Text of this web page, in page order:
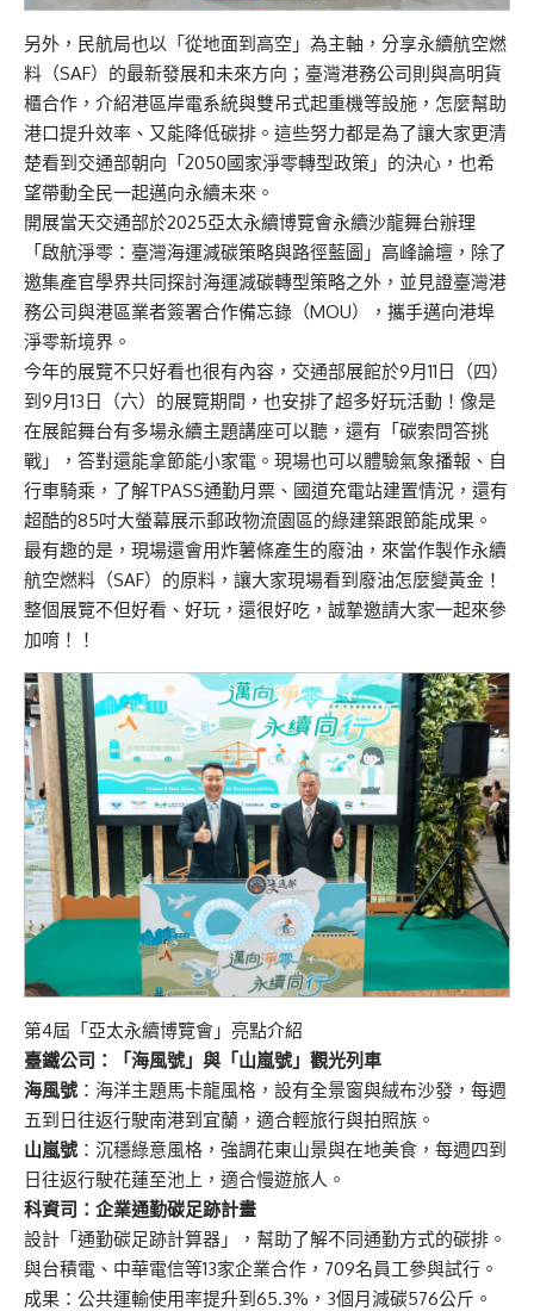
另外，民航局也以「從地面到高空」為主軸，分享永續航空燃
料（SAF）的最新發展和未來方向；臺灣港務公司則與高明貨
櫃合作，介紹港區岸電系統與雙吊式起重機等設施，怎麼幫助
港口提升效率、又能降低碳排。這些努力都是為了讓大家更清
楚看到交通部朝向「2050國家淨零轉型政策」的決心，也希
望帶動全民一起邁向永續未來。
開展當天交通部於2025亞太永續博覽會永續沙龍舞台辦理
「啟航淨零：臺灣海運減碳策略與路徑藍圖」高峰論壇，除了
邀集產官學界共同探討海運減碳轉型策略之外，並見證臺灣港
務公司與港區業者簽署合作備忘錄（MOU），攜手邁向港埠
淨零新境界。
今年的展覽不只好看也很有內容，交通部展館於9月11日（四）
到9月13日（六）的展覽期間，也安排了超多好玩活動！像是
在展館舞台有多場永續主題講座可以聽，還有「碳索問答挑
戰」，答對還能拿節能小家電。現場也可以體驗氣象播報、自
行車騎乘，了解TPASS通勤月票、國道充電站建置情況，還有
超酷的85吋大螢幕展示郵政物流園區的綠建築跟節能成果。
最有趣的是，現場還會用炸薯條產生的廢油，來當作製作永續
航空燃料（SAF）的原料，讓大家現場看到廢油怎麼變黃金！
整個展覽不但好看、好玩，還很好吃，誠摯邀請大家一起來參
加唷！！
第4屆「亞太永續博覽會」亮點介紹
臺鐵公司：「海風號」與「山嵐號」觀光列車
海風號 ：海洋主題馬卡龍風格，設有全景窗與絨布沙發，每週
五到日往返行駛南港到宜蘭，適合輕旅行與拍照族。
山嵐號 ：沉穩綠意風格，強調花東山景與在地美食，每週四到
日往返行駛花蓮至池上，適合慢遊旅人。
科資司：企業通勤碳足跡計畫
設計「通勤碳足跡計算器」，幫助了解不同通勤方式的碳排。
與台積電、中華電信等13家企業合作，709名員工參與試行。
成果：公共運輸使用率提升到65.3%，3個月減碳576公斤。